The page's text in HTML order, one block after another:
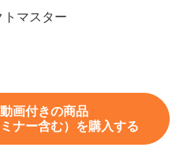
マスター
画付きの商品
ミナー含む）を購入する